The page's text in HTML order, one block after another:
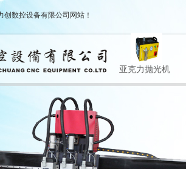
创数控设备有限公司网站！
雕刻机系
激光机系列 亚克力抛光机